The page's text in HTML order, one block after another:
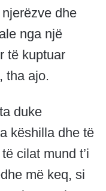
dhe
nga një
të kuptuar
tha ajo.
duke
këshilla dhe të
cilat mund t’i
më keq, si